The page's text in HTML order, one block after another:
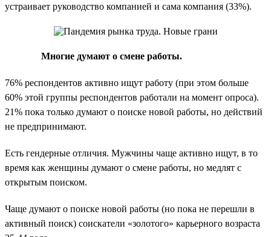
устраивает руководство компанией и сама компания (33%).
Многие думают о смене работы.
76% респондентов активно ищут работу (при этом больше
60% этой группы респондентов работали на момент опроса).
21% пока только думают о поиске новой работы, но действий
не предпринимают.
Есть гендерные отличия. Мужчины чаще активно ищут, в то
время как женщины думают о смене работы, но медлят с
открытым поиском.
Чаще думают о поиске новой работы (но пока не перешли в
активный поиск) соискатели «золотого» карьерного возраста